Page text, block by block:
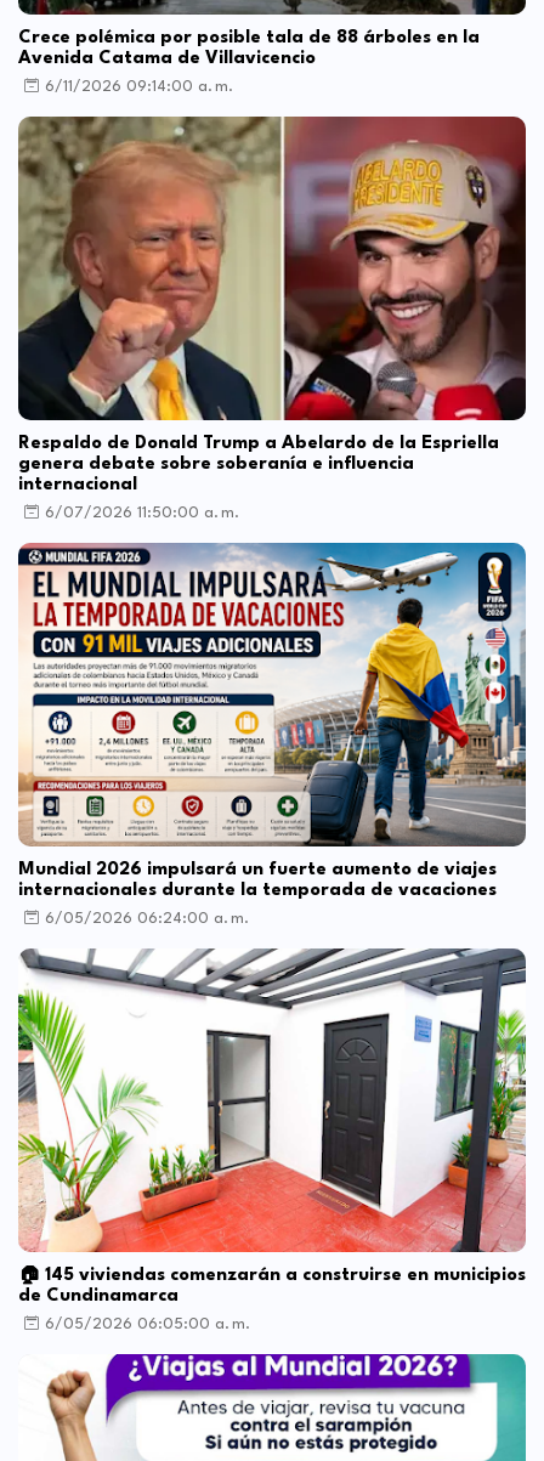
Crece polémica por posible tala de 88 árboles en la
Avenida Catama de Villavicencio
6/11/2026 09:14:00 a. m.
Respaldo de Donald Trump a Abelardo de la Espriella
genera debate sobre soberanía e influencia
internacional
6/07/2026 11:50:00 a. m.
Mundial 2026 impulsará un fuerte aumento de viajes
internacionales durante la temporada de vacaciones
6/05/2026 06:24:00 a. m.
🏠 145 viviendas comenzarán a construirse en municipios
de Cundinamarca
6/05/2026 06:05:00 a. m.